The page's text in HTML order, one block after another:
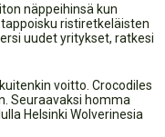
näppeihinsä kun
tappoisku ristiretkeläisten
uudet yritykset, ratkesi
voitto. Crocodiles
Seuraavaksi homma
Helsinki Wolverinesia